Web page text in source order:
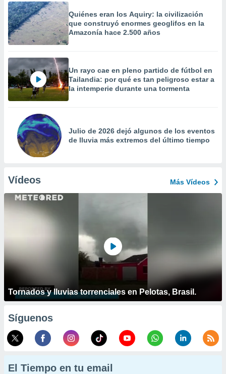
Quiénes eran los Aquiry: la civilización
que construyó enormes geoglifos en la
Amazonía hace 2.500 años
Un rayo cae en pleno partido de fútbol en
Tailandia: por qué es tan peligroso estar a
la intemperie durante una tormenta
Julio de 2026 dejó algunos de los eventos
de lluvia más extremos del último tiempo
Vídeos Más Vídeos
Tornados y lluvias torrenciales en Pelotas, Brasil.
Síguenos
El Tiempo en tu email